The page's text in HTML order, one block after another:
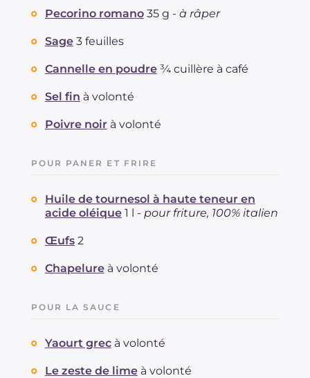
Pecorino romano 35 g - à râper
Sage 3 feuilles
Cannelle en poudre ¾ cuillère à café
Sel fin à volonté
Poivre noir à volonté
POUR PANER ET FRIRE
Huile de tournesol à haute teneur en
acide oléique 1 l - pour friture, 100% italien
Œufs 2
Chapelure à volonté
POUR LA SAUCE
Yaourt grec à volonté
Le zeste de lime à volonté